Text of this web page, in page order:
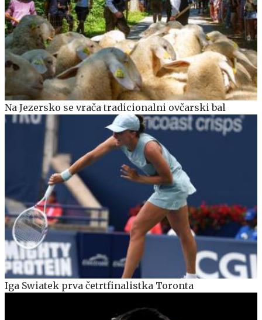
Na Jezersko se vrača tradicionalni ovčarski bal
Iga Swiatek prva četrtfinalistka Toronta